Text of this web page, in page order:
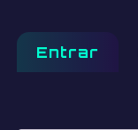
Entrar